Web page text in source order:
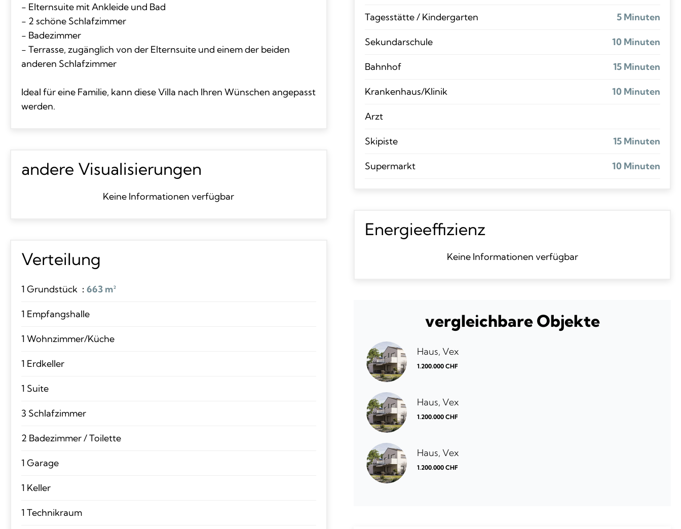
- Elternsuite mit Ankleide und Bad
- 2 schöne Schlafzimmer
- Badezimmer
- Terrasse, zugänglich von der Elternsuite und einem der beiden
anderen Schlafzimmer
Ideal für eine Familie, kann diese Villa nach Ihren Wünschen angepasst
werden.
andere Visualisierungen
Keine Informationen verfügbar
Verteilung
1 Grundstück 663 m²
1 Empfangshalle
1 Wohnzimmer/Küche
1 Erdkeller
1 Suite
3 Schlafzimmer
2 Badezimmer / Toilette
1 Garage
1 Keller
1 Technikraum
Tagesstätte / Kindergarten 5 Minuten
Sekundarschule 10 Minuten
Bahnhof 15 Minuten
Krankenhaus/Klinik 10 Minuten
Arzt
Skipiste 15 Minuten
Supermarkt 10 Minuten
Energieeffizienz
Keine Informationen verfügbar
vergleichbare Objekte
Haus, Vex
1.200.000 CHF
Haus, Vex
1.200.000 CHF
Haus, Vex
1.200.000 CHF